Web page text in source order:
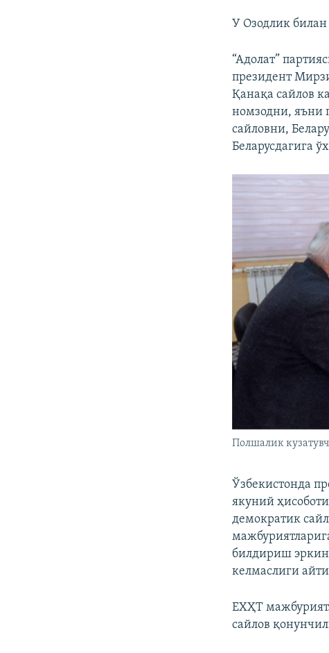
У Озодлик
“Адолат”
президент
Қанақа сайлов
номзодни, яъни
сайловни,
Беларусдагига
Полшалик
Ўзбекистонда
якуний
демократик
билдириш
келмаслиги
ЕХҲТ
сайлов